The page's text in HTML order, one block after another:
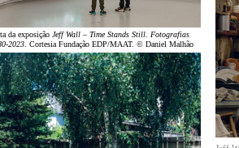
da exposição Jeff Wall – Time Stands Still. Fotografias
2023 . Cortesia Fundação EDP/MAAT. © Daniel Malhão